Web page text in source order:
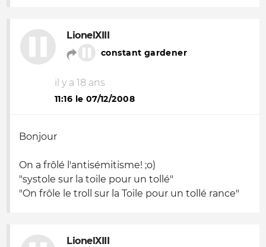
LionelXIII
constant gardener
il y a 18 ans
11:16 le 07/12/2008
Bonjour
On a frôlé l'antisémitisme! ;o)
"systole sur la toile pour un tollé"
"On frôle le troll sur la Toile pour un tollé rance"
LionelXIII